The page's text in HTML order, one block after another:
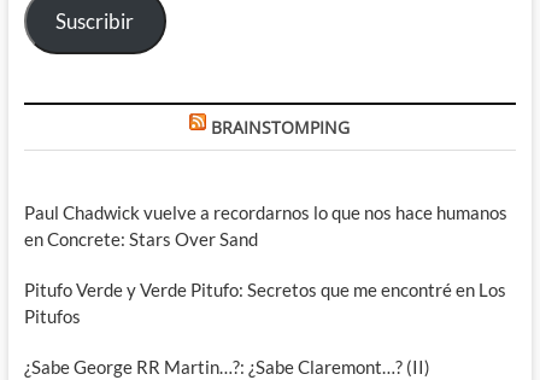
Suscribir
BRAINSTOMPING
Paul Chadwick vuelve a recordarnos lo que nos hace humanos
en Concrete: Stars Over Sand
Pitufo Verde y Verde Pitufo: Secretos que me encontré en Los
Pitufos
¿Sabe George RR Martin…?: ¿Sabe Claremont…? (II)